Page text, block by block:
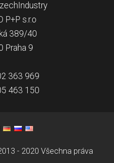
P+P s.r.o
389/40
Praha 9
363 969
463 150
- 2020 Všechna práva